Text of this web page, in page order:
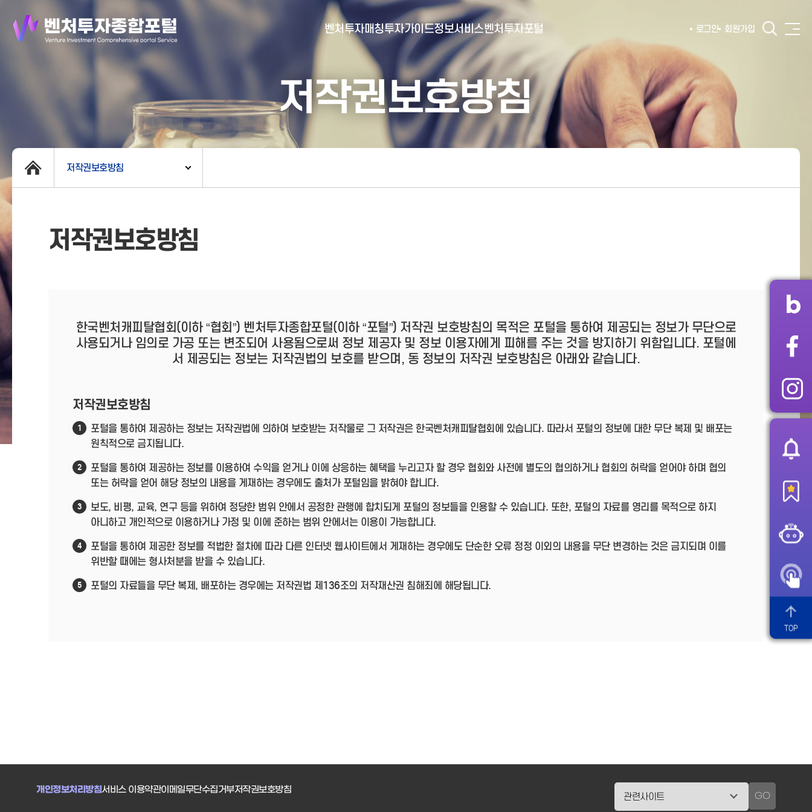
벤처투자매칭
- 벤처투자회사 전자공시
- 벤처투자마트란?
투자가이드정보서비스
- 대시보드
- 투자실적
- 민간벤처통계
- 통계/연구 보고서
- VC 트랙레코드 확
인
- 투자확인서발급시
스템
벤처투자포털
- 포털소개
- BI소개
로그인 회원가입
TOP
저작권보호방침
저작권보호방침
저작권보호방침
한국벤처캐피탈협회(이하 “협회”) 벤처투자종합포털(이하 “포털”) 저작권 보호방침의 목적은 포털을 통하여 제공되는 정보가 무단으로
사용되거나 임의로 가공 또는 변조되어 사용됨으로써 정보 제공자 및 정보 이용자에게 피해를 주는 것을 방지하기 위함입니다. 포털에
서 제공되는 정보는 저작권법의 보호를 받으며, 동 정보의 저작권 보호방침은 아래와 같습니다.
저작권보호방침
1
포털을 통하여 제공하는 정보는 저작권법에 의하여 보호받는 저작물로 그 저작권은 한국벤처캐피탈협회에 있습니다. 따라서 포털의 정보에 대한 무단 복제 및 배포는
원칙적으로 금지됩니다.
2
포털을 통하여 제공하는 정보를 이용하여 수익을 얻거나 이에 상응하는 혜택을 누리고자 할 경우 협회와 사전에 별도의 협의하거나 협회의 허락을 얻어야 하며 협의
또는 허락을 얻어 해당 정보의 내용을 게재하는 경우에도 출처가 포털임을 밝혀야 합니다.
3
보도, 비평, 교육, 연구 등을 위하여 정당한 범위 안에서 공정한 관행에 합치되게 포털의 정보들을 인용할 수 있습니다. 또한, 포털의 자료를 영리를 목적으로 하지
아니하고 개인적으로 이용하거나 가정 및 이에 준하는 범위 안에서는 이용이 가능합니다.
4
포털을 통하여 제공한 정보를 적법한 절차에 따라 다른 인터넷 웹사이트에서 게재하는 경우에도 단순한 오류 정정 이외의 내용을 무단 변경하는 것은 금지되며 이를
위반할 때에는 형사처분을 받을 수 있습니다.
5 포털의 자료들을 무단 복제, 배포하는 경우에는 저작권법 제136조의 저작재산권 침해죄에 해당됩니다.
개인정보처리방침서비스 이용약관이메일무단수집거부저작권보호방침
GO